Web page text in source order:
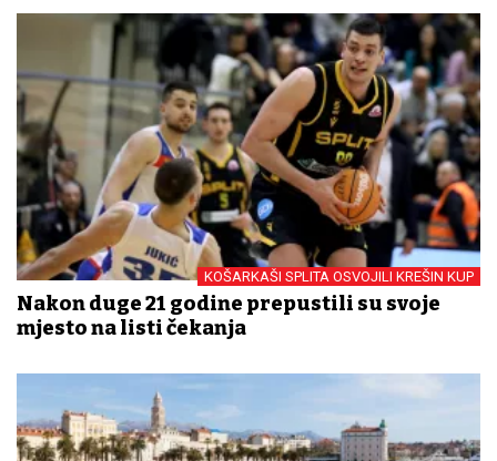
KOŠARKAŠI SPLITA OSVOJILI KREŠIN KUP
Nakon duge 21 godine prepustili su svoje
mjesto na listi čekanja